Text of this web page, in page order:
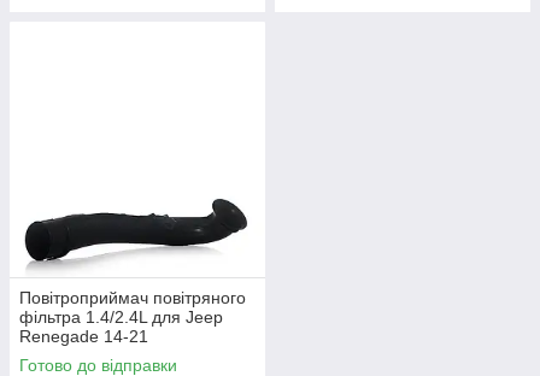
Повітроприймач повітряного
фільтра 1.4/2.4L для Jeep
Renegade 14-21
(68256371AA)
Готово до відправки